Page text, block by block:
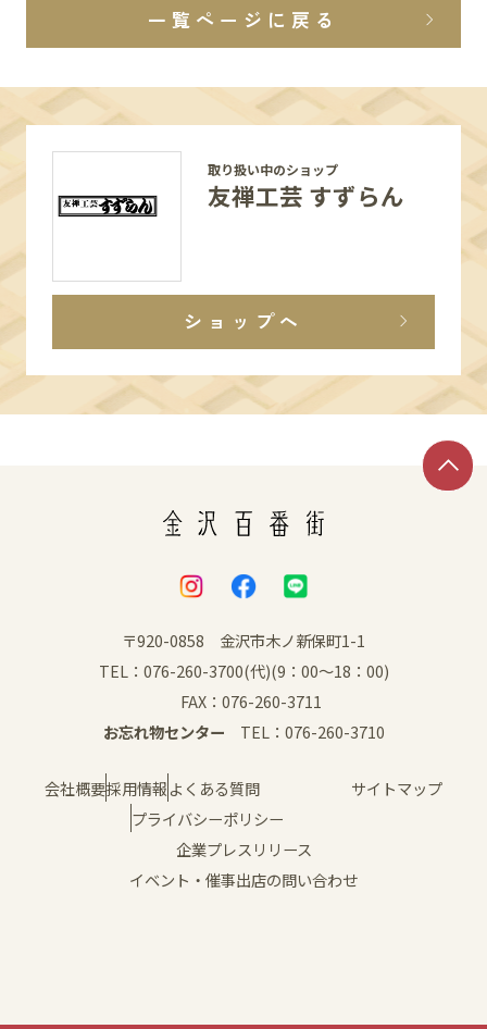
一覧ページに戻る
取り扱い中のショップ
友禅工芸 すずらん
ショップへ
〒920-0858 金沢市木ノ新保町1-1
TEL：076-260-3700(代)(9：00～18：00)
FAX：076-260-3711
お忘れ物センター TEL：076-260-3710
会社概要採用情報よくある質問
サイトマップ
プライバシーポリシー
企業プレスリリース
イベント・催事出店の問い合わせ